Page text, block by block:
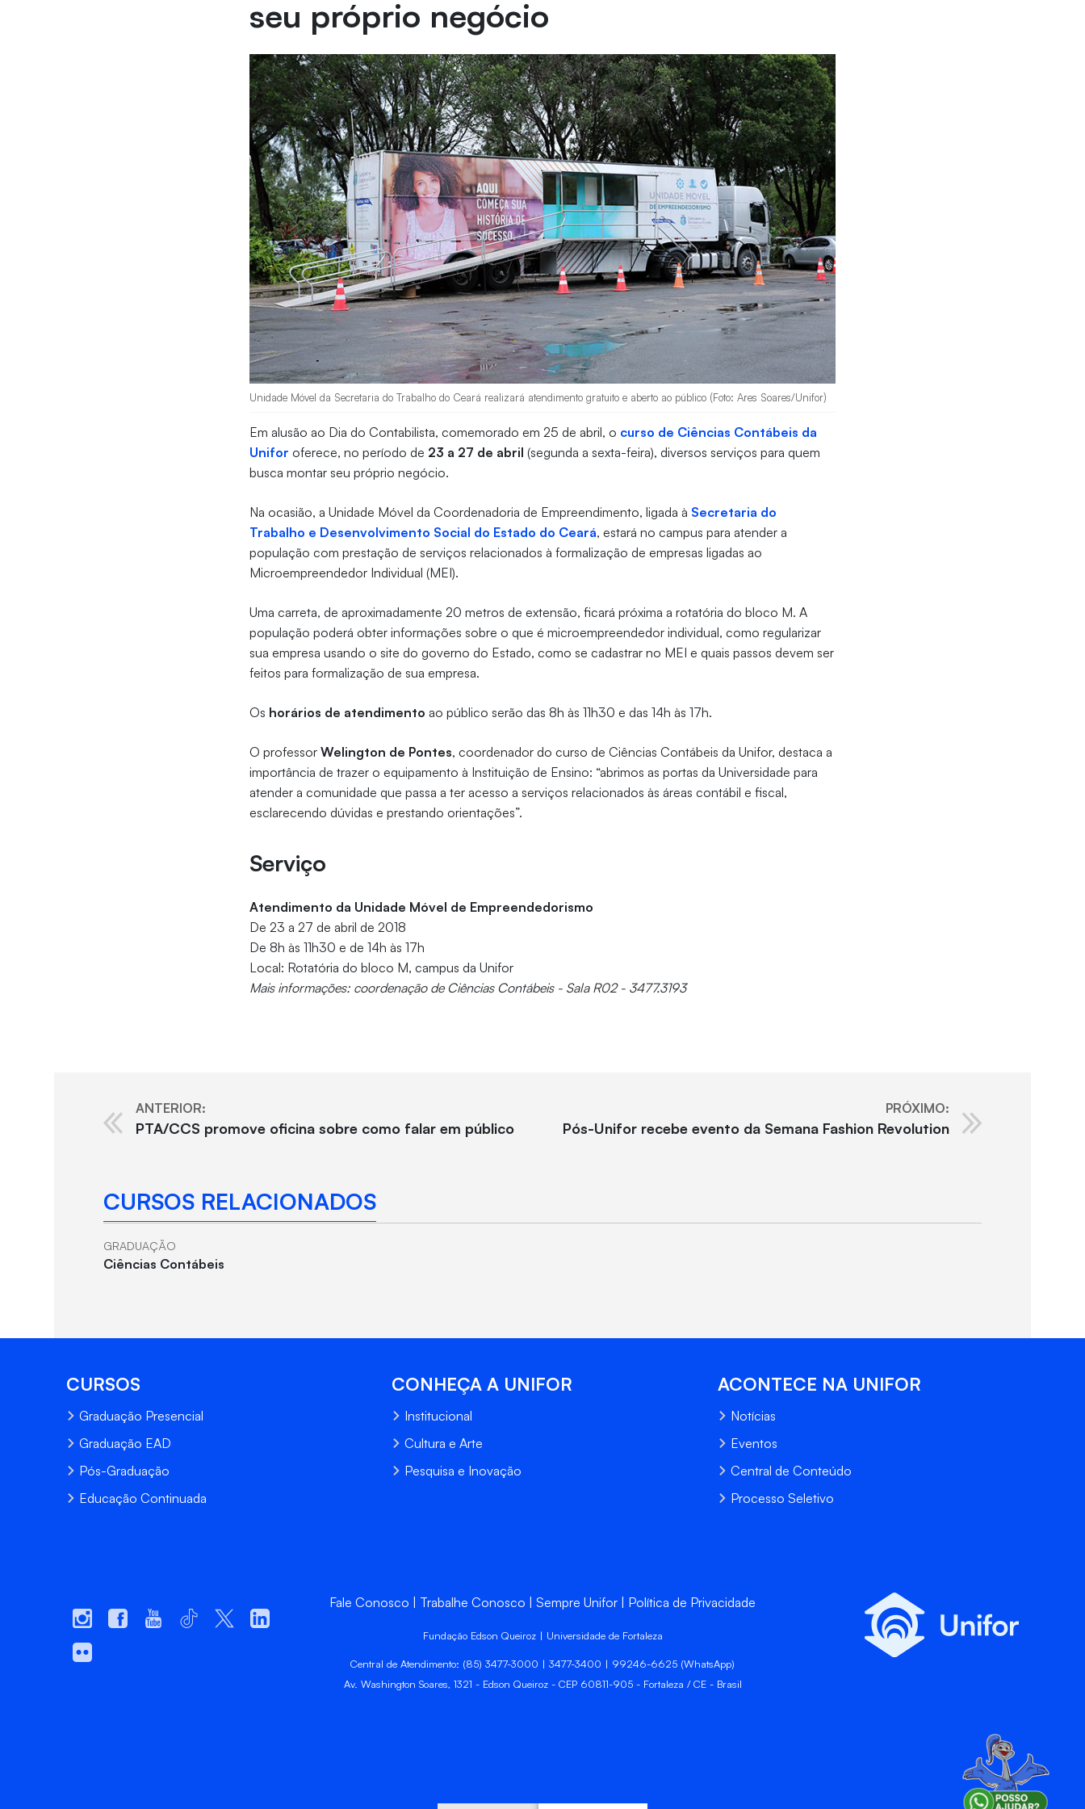
seu próprio negócio
Unidade Móvel da Secretaria do Trabalho do Ceará realizará atendimento gratuito e aberto ao público (Foto: Ares Soares/Unifor)
Em alusão ao Dia do Contabilista, comemorado em 25 de abril, o curso de Ciências Contábeis da
Unifor oferece, no período de 23 a 27 de abril (segunda a sexta-feira), diversos serviços para quem
busca montar seu próprio negócio.
Na ocasião, a Unidade Móvel da Coordenadoria de Empreendimento, ligada à Secretaria do
Trabalho e Desenvolvimento Social do Estado do Ceará, estará no campus para atender a
população com prestação de serviços relacionados à formalização de empresas ligadas ao
Microempreendedor Individual (MEI).
Uma carreta, de aproximadamente 20 metros de extensão, ficará próxima a rotatória do bloco M. A
população poderá obter informações sobre o que é microempreendedor individual, como regularizar
sua empresa usando o site do governo do Estado, como se cadastrar no MEI e quais passos devem ser
feitos para formalização de sua empresa.
Os horários de atendimento ao público serão das 8h às 11h30 e das 14h às 17h.
O professorWelington de Pontes, coordenador do curso de Ciências Contábeis da Unifor, destaca a
importância de trazer o equipamento à Instituição de Ensino: “abrimos as portas da Universidade para
atender a comunidade que passa a ter acesso a serviços relacionados às áreas contábil e fiscal,
esclarecendo dúvidas e prestando orientações”.
Serviço
Atendimento da Unidade Móvel de Empreendedorismo
De 23 a 27 de abril de 2018
De 8h às 11h30 e de 14h às 17h
Local: Rotatória do bloco M, campus da Unifor
Mais informações: coordenação de Ciências Contábeis - Sala R02 - 3477.3193
ANTERIOR:
PTA/CCS promove oficina sobre como falar em público
PRÓXIMO:
Pós-Unifor recebe evento da Semana Fashion Revolution
CURSOS RELACIONADOS
GRADUAÇÃO
Ciências Contábeis
CURSOS
Graduação Presencial
Graduação EAD
Pós-Graduação
Educação Continuada
CONHEÇA A UNIFOR
Institucional
Cultura e Arte
Pesquisa e Inovação
ACONTECE NA UNIFOR
Notícias
Eventos
Central de Conteúdo
Processo Seletivo
Fale Conosco Trabalhe Conosco Sempre Unifor Política de Privacidade
Fundação Edson Queiroz | Universidade de Fortaleza
Central de Atendimento: (85) 3477-3000 | 3477-3400 | 99246-6625 (WhatsApp)
Av. Washington Soares, 1321 - Edson Queiroz - CEP 60811-905 - Fortaleza / CE - Brasil